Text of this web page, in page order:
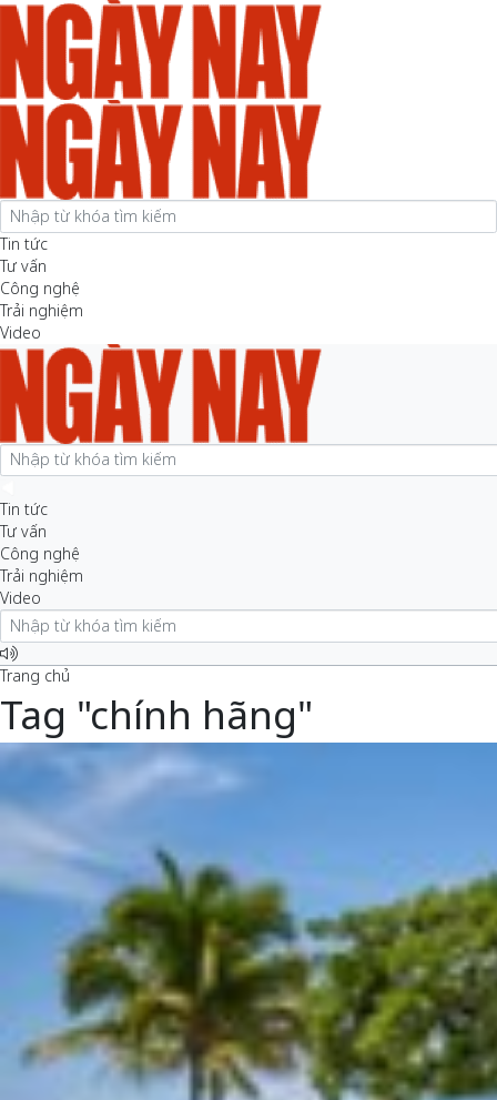
Tin tức
Tư vấn
Công nghệ
Trải nghiệm
Video
Tin tức
Tư vấn
Công nghệ
Trải nghiệm
Video
Trang chủ
Tag "chính hãng"